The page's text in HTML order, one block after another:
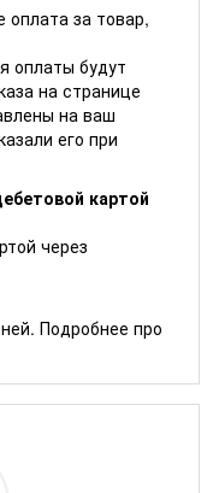
оплата за товар,
оплаты будут
на странице
на ваш
его при
картой
через
Подробнее про